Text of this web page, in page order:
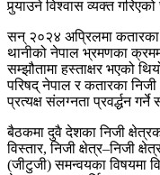
पुर्‍याउने विश्वास व्यक्त
सन् २०२४ अप्रिलमा
थानीको नेपाल भ्रमणका
सम्झौतामा हस्ताक्षर भएको
परिषद् नेपाल र कतारका
प्रत्यक्ष संलग्नता प्रवर्द्धन
बैठकमा दुवै देशका निजी
विस्तार, निजी क्षेत्र–निजी
(जीटुजी) समन्वयका